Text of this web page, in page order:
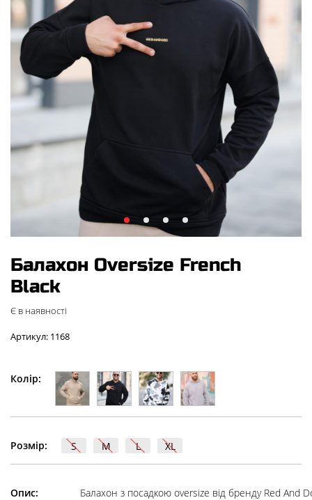
Балахон Oversize French
Black
Є в наявності
Артикул: 1168
Колір:
Розмір: S M L XL
Опис:
Балахон з посадкою oversize від бренду Red And